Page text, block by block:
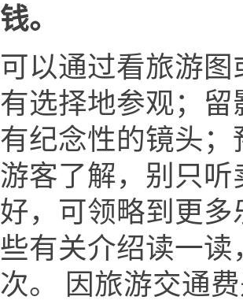
钱。
可以通过看旅游
有选择地参观；
有纪念性的镜头
游客了解，别只
好，可领略到更
些有关介绍读一
次。 因旅游交通